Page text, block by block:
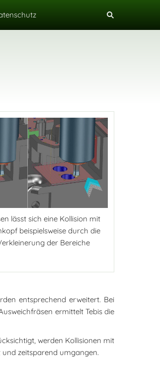
lässt sich eine Kollision mit
beispielsweise durch die
der Bereiche
entsprechend erweitert. Bei
ermittelt Tebis die
werden Kollisionen mit
zeitsparend umgangen.